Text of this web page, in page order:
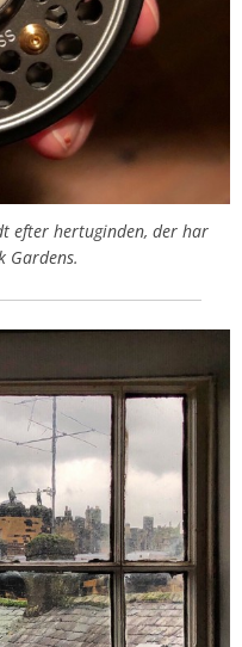
efter hertuginden, der har
Gardens.